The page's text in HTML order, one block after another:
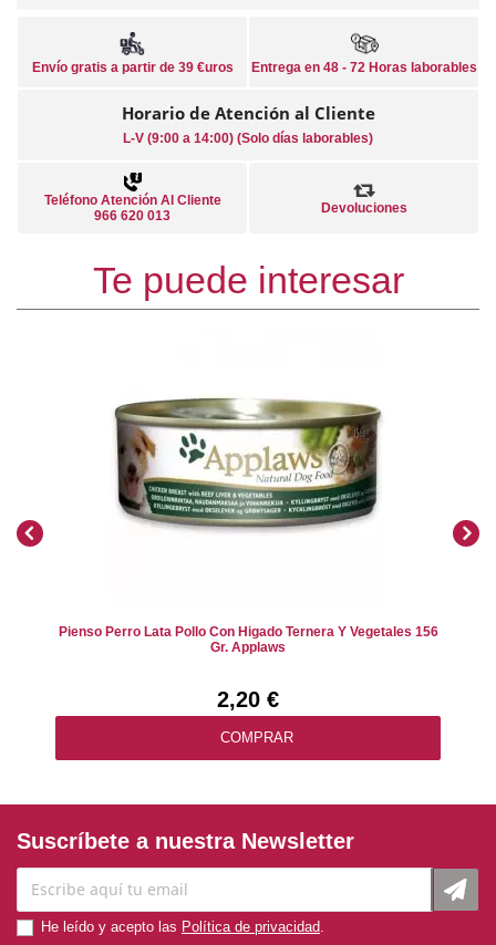
Envío gratis a partir de 39 €uros Entrega en 48 - 72 Horas laborables
Horario de Atención al Cliente
L-V (9:00 a 14:00) (Solo días laborables)
Teléfono Atención Al Cliente
966 620 013
Devoluciones
Te puede interesar
Pienso Perro Lata Pollo Con Higado Ternera Y Vegetales 156
Gr. Applaws
2,20 €
COMPRAR
Suscríbete a nuestra Newsletter
He leído y acepto las Política de privacidad